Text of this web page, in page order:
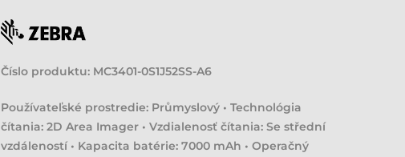
Číslo produktu: MC3401-0S1J52SS-A6
Používateľské prostredie: Průmyslový • Technológia
čítania: 2D Area Imager • Vzdialenosť čítania: Se střední
vzdáleností • Kapacita batérie: 7000 mAh • Operačný